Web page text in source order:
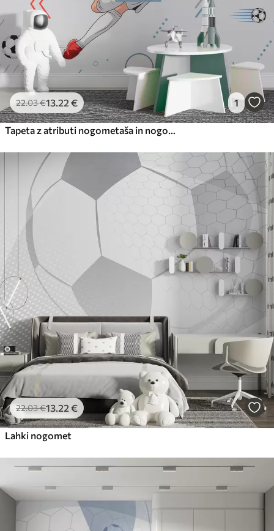
22.03€13 .22 € 1
22.03€13 .22 €
Lahki nogomet